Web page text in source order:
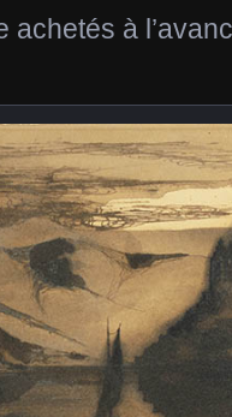
achetés à